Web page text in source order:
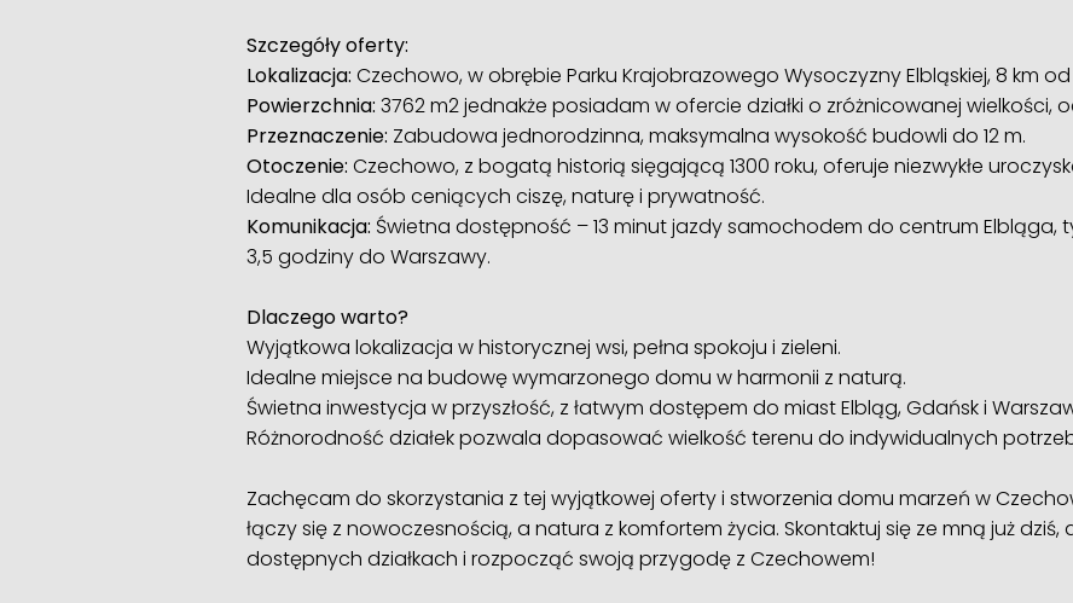
Szczegóły oferty:
Lokalizacja: Czechowo, w obrębie Parku Krajobrazowego Wysoczyzny Elbląskiej, 8 km
Powierzchnia: 3762 m2 jednakże posiadam w ofercie działki o zróżnicowanej wielkości,
Przeznaczenie: Zabudowa jednorodzinna, maksymalna wysokość budowli do 12 m.
Otoczenie: Czechowo, z bogatą historią sięgającą 1300 roku, oferuje niezwykłe
Idealne dla osób ceniących ciszę, naturę i prywatność.
Komunikacja: Świetna dostępność – 13 minut jazdy samochodem do centrum Elbląga,
3,5 godziny do Warszawy.
Dlaczego warto?
Wyjątkowa lokalizacja w historycznej wsi, pełna spokoju i zieleni.
Idealne miejsce na budowę wymarzonego domu w harmonii z naturą.
Świetna inwestycja w przyszłość, z łatwym dostępem do miast Elbląg, Gdańsk i
Różnorodność działek pozwala dopasować wielkość terenu do indywidualnych
Zachęcam do skorzystania z tej wyjątkowej oferty i stworzenia domu marzeń w
łączy się z nowoczesnością, a natura z komfortem życia. Skontaktuj się ze mną już
dostępnych działkach i rozpocząć swoją przygodę z Czechowem!